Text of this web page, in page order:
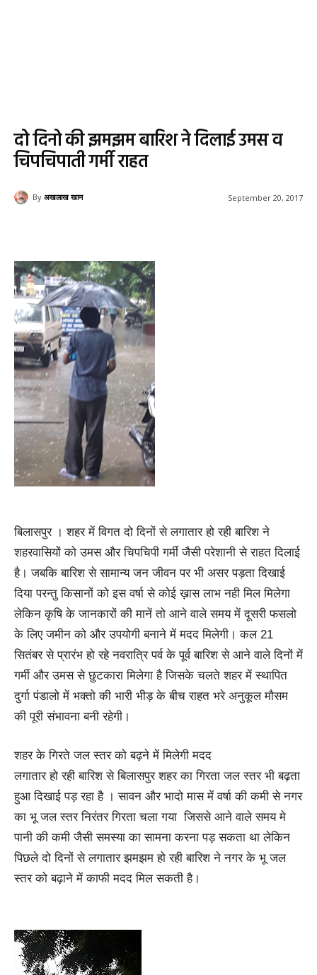
दो दिनो की झमझम बारिश ने दिलाई उमस व
चिपचिपाती गर्मी राहत
By अखलाख खान September 20, 2017
बिलासपुर । शहर में विगत दो दिनों से लगातार हो रही बारिश ने
शहरवासियों को उमस और चिपचिपी गर्मी जैसी परेशानी से राहत दिलाई
है। जबकि बारिश से सामान्य जन जीवन पर भी असर पड़ता दिखाई
दिया परन्तु किसानों को इस वर्षा से कोई ख़ास लाभ नही मिल मिलेगा
लेकिन कृषि के जानकारों की मानें तो आने वाले समय में दूसरी फसलो
के लिए जमीन को और उपयोगी बनाने में मदद मिलेगी। कल 21
सितंबर से प्रारंभ हो रहे नवरात्रि पर्व के पूर्व बारिश से आने वाले दिनों में
गर्मी और उमस से छुटकारा मिलेगा है जिसके चलते शहर में स्थापित
दुर्गा पंडालो में भक्तो की भारी भीड़ के बीच राहत भरे अनुकूल मौसम
की पूरी संभावना बनी रहेगी।
शहर के गिरते जल स्तर को बढ़ने में मिलेगी मदद
लगातार हो रही बारिश से बिलासपुर शहर का गिरता जल स्तर भी बढ़ता
हुआ दिखाई पड़ रहा है । सावन और भादो मास में वर्षा की कमी से नगर
का भू जल स्तर निरंतर गिरता चला गया जिससे आने वाले समय मे
पानी की कमी जैसी समस्या का सामना करना पड़ सकता था लेकिन
पिछले दो दिनों से लगातार झमझम हो रही बारिश ने नगर के भू जल
स्तर को बढ़ाने में काफी मदद मिल सकती है।